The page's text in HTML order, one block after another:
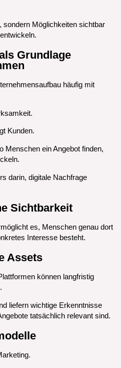
sondern Möglichkeiten sichtbar
Grundlage
häufig mit
Kunden.
Menschen ein Angebot finden,
darin, digitale Nachfrage
Sichtbarkeit
es, Menschen genau dort
Interesse besteht.
Assets
können langfristig
liefern wichtige Erkenntnisse
tatsächlich relevant sind.